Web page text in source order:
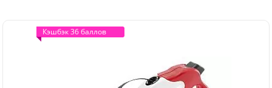
Кэшбэк 36 баллов
Кэшбэк 36 баллов